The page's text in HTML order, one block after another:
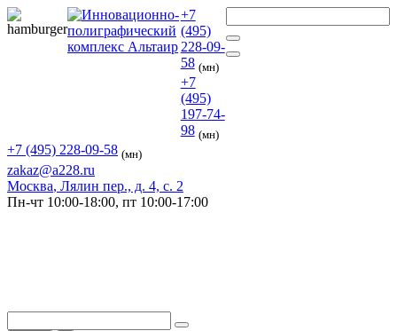
+7
(495)
228-09-
58 (мн)
+7
(495)
197-74-
98 (мн)
+7 (495) 228-09-58 (мн)
zakaz@a228.ru
Москва, Лялин пер., д. 4, с. 2
Пн-чт 10:00-18:00, пт 10:00-17:00